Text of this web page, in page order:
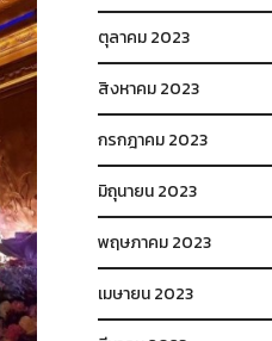
ตุลาคม 2023
สิงหาคม 2023
กรกฎาคม 2023
มิถุนายน 2023
พฤษภาคม 2023
เมษายน 2023